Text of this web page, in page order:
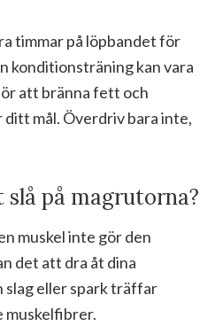
timmar på löpbandet för
konditionsträning kan vara
att bränna fett och
mål. Överdriv bara inte,
på magrutorna?
muskel inte gör den
det att dra åt dina
slag eller spark träffar
muskelfibrer.